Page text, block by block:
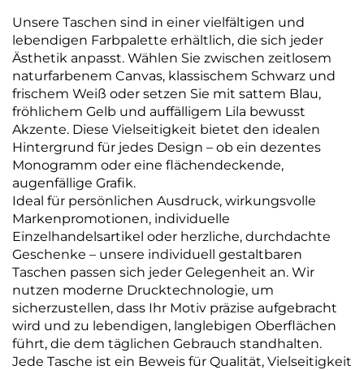
Unsere Taschen sind in einer vielfältigen und
lebendigen Farbpalette erhältlich, die sich jeder
Ästhetik anpasst. Wählen Sie zwischen zeitlosem
naturfarbenem Canvas, klassischem Schwarz und
frischem Weiß oder setzen Sie mit sattem Blau,
fröhlichem Gelb und auffälligem Lila bewusst
Akzente. Diese Vielseitigkeit bietet den idealen
Hintergrund für jedes Design – ob ein dezentes
Monogramm oder eine flächendeckende,
augenfällige Grafik.
Ideal für persönlichen Ausdruck, wirkungsvolle
Markenpromotionen, individuelle
Einzelhandelsartikel oder herzliche, durchdachte
Geschenke – unsere individuell gestaltbaren
Taschen passen sich jeder Gelegenheit an. Wir
nutzen moderne Drucktechnologie, um
sicherzustellen, dass Ihr Motiv präzise aufgebracht
wird und zu lebendigen, langlebigen Oberflächen
führt, die dem täglichen Gebrauch standhalten.
Jede Tasche ist ein Beweis für Qualität, Vielseitigkeit